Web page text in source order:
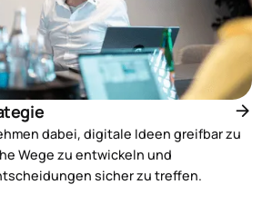
dabei, digitale Ideen greifbar zu
Wege zu entwickeln und
sicher zu treffen.
arrow_forward